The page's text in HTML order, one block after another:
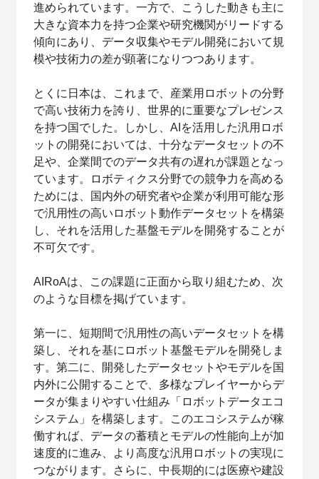
進められています。一方で、こうした動きも主に
大きな資本力を持つ企業や研究機関がリードする
傾向にあり、データ収集やモデル開発において規
模や技術力の差が顕著になりつつあります。
とくに日本は、これまで、産業用ロボットの分野
で高い技術力を誇り、世界的に重要なプレゼンス
を持つ国でした。しかし、AIを活用した汎用ロボ
ットの開発においては、十分なデータセットの不
足や、企業間でのデータ共有の遅れが課題となっ
ています。ロボティクス分野での競争力を高める
ためには、国内外の研究者や企業が利用可能な形
で汎用性の高いロボット動作データセットを構築
し、それを活用した基盤モデルを開発することが
不可欠です。
AIRoAは、この課題に正面から取り組むため、次
のような目標を掲げています。
第一に、短期間で汎用性の高いデータセットを構
築し、それを基にロボット基盤モデルを開発しま
す。第二に、開発したデータセットやモデルを国
内外に公開することで、多様なプレイヤーからデ
ータが集まりやすい仕組み「ロボットデータエコ
システム」を構築します。このエコシステムが稼
働すれば、データの蓄積とモデルの性能向上が加
速度的に進み、より高度な汎用ロボットの実現に
つながります。さらに、中長期的には医療や建設